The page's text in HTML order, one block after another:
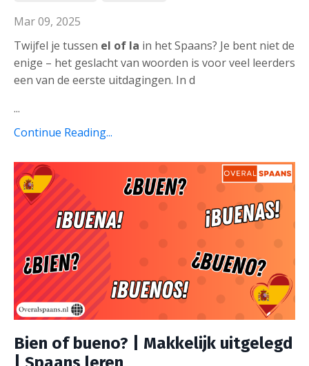
Mar 09, 2025
Twijfel je tussen el of la in het Spaans? Je bent niet de
enige – het geslacht van woorden is voor veel leerders
een van de eerste uitdagingen. In d
...
Continue Reading...
Bien of bueno? | Makkelijk uitgelegd